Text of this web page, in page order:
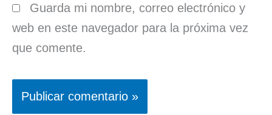
Guarda mi nombre, correo electrónico y
web en este navegador para la próxima vez
que comente.